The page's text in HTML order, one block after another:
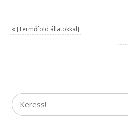
« [Termőföld állatokkal]